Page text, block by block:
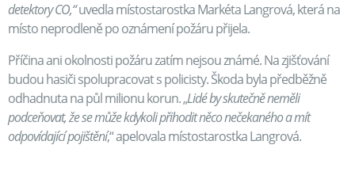
detektory CO,“uvedla místostarostka Markéta Langrová, která na
místo neprodleně po oznámení požáru přijela.
Příčina ani okolnosti požáru zatím nejsou známé. Na zjišťování
budou hasiči spolupracovat s policisty. Škoda byla předběžně
odhadnuta na půl milionu korun. „Lidé by skutečně neměli
podceňovat, že se může kdykoli přihodit něco nečekaného a mít
odpovídající pojištění,“ apelovala místostarostka Langrová.